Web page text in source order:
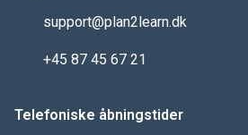
support@plan2learn.dk
+45 87 45 67 21
Telefoniske åbningstider